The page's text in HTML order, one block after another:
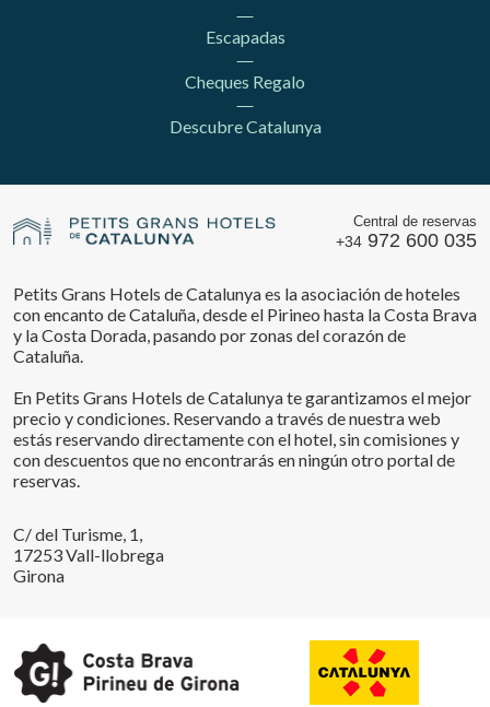
Escapadas
Cheques Regalo
Descubre Catalunya
Central de reservas
+34 972 600 035
Petits Grans Hotels de Catalunya es la asociación de hoteles
con encanto de Cataluña, desde el Pirineo hasta la Costa Brava
y la Costa Dorada, pasando por zonas del corazón de
Cataluña.
En Petits Grans Hotels de Catalunya te garantizamos el mejor
precio y condiciones. Reservando a través de nuestra web
estás reservando directamente con el hotel, sin comisiones y
con descuentos que no encontrarás en ningún otro portal de
reservas.
C/ del Turisme, 1,
17253 Vall-llobrega
Girona